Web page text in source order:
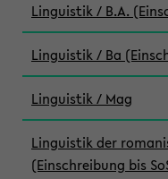
Linguistik / B.A.
Linguistik / Ba
Linguistik / Mag
Linguistik der
(Einschreibung bis